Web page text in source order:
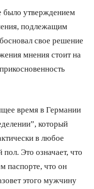
было утверждением
подлежащим
свое решение
мнения стоит на
время в Германии
который
в любое
Это означает, что
паспорте, что он
этого мужчину